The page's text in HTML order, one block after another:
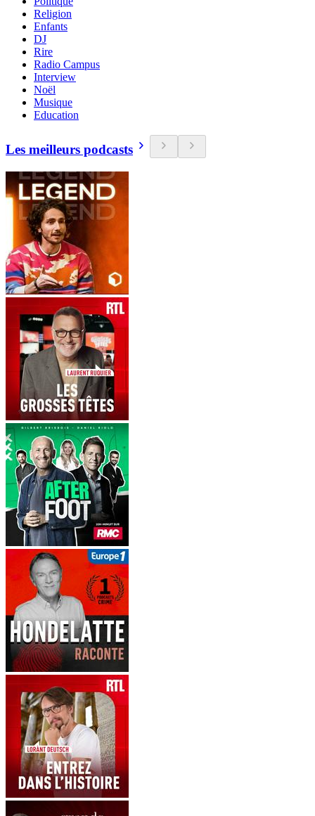
Religion
Enfants
DJ
Rire
Radio Campus
Interview
Noël
Musique
Education
Les meilleurs podcasts